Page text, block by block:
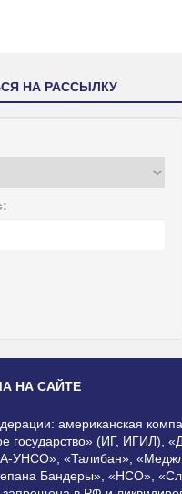
НА РАССЫЛКУ
НА САЙТЕ
американская
государство» (ИГ,
«Талибан»,
Бандеры», «НСО»,